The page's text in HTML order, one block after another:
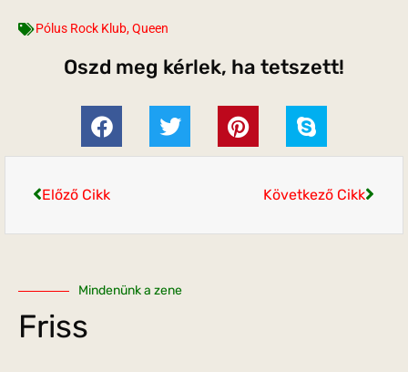
Pólus Rock Klub,Queen
Oszd meg kérlek, ha tetszett!
Előző Cikk Következő Cikk
Mindenünk a zene
Friss